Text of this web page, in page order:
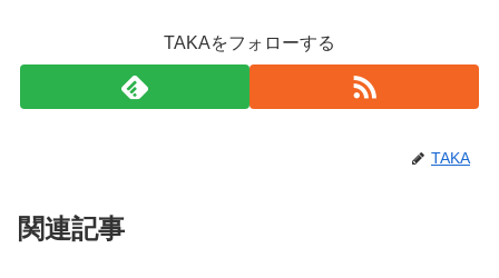
TAKAをフォローする
TAKA
関連記事